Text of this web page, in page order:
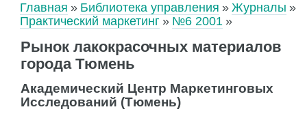
Главная Библиотека управления
Журналы
Практический маркетинг
№6 2001
Рынок лакокрасочных материалов
города Тюмень
Академический Центр Маркетинговых
Исследований (Тюмень)